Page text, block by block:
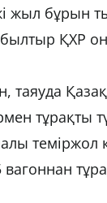
жыл бұрын
былтыр ҚХР
таяуда
тұрақты
теміржол
вагоннан